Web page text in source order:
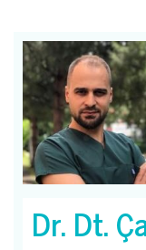
Dr. Dt.